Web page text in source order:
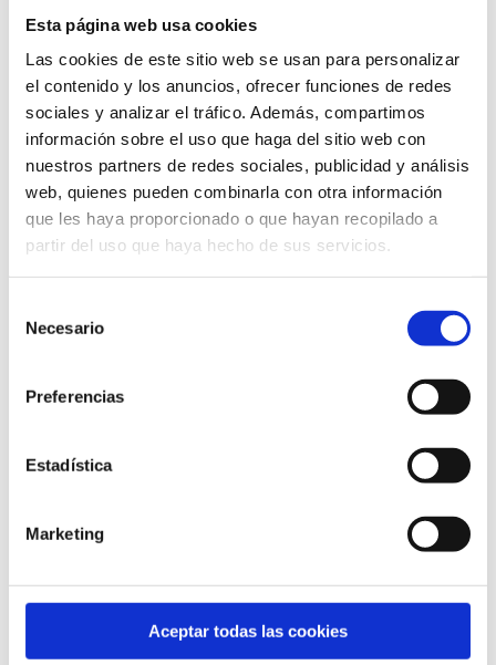
Esta página web usa cookies
Las cookies de este sitio web se usan para personalizar
el contenido y los anuncios, ofrecer funciones de redes
sociales y analizar el tráfico. Además, compartimos
información sobre el uso que haga del sitio web con
nuestros partners de redes sociales, publicidad y análisis
web, quienes pueden combinarla con otra información
que les haya proporcionado o que hayan recopilado a
partir del uso que haya hecho de sus servicios.
Necesario
Preferencias
Estadística
Marketing
Aceptar todas las cookies
Servicios Médicos en Piscinas de Verano
ANUNCIO DE LICITACION SERV.
MEDICO PISCINAS 2025
PCA 01-2025
PCT 01-2025
ANUNCIO DE ADJUDICACION
RESOLUCIÓN DE ADJUDICACIÓN
LICITACIÓN 06/2024 - SERVICIOS
DE TELECOMUNICACIONES
Servicios de Telecomunicaciones